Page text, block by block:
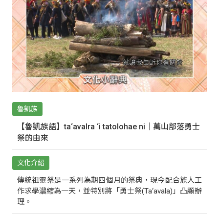
魯凱族
【魯凱族語】ta‘avalra ‘i tatolohae ni｜萬山部落勇士
祭的由來
文化介紹
傳統祖靈祭是一系列為期四個月的祭典，現今配合族人工
作求學濃縮為一天，並特別將「勇士祭(Ta‘avala)」凸顯辦
理。